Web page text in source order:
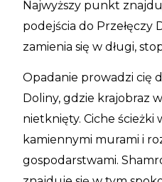
Najwyższy punkt
podejścia do Przełęczy
zamienia się w długi,
Opadanie prowadzi cię
Doliny, gdzie krajobraz
nietknięty. Ciche ścieżki
kamiennymi murami i
gospodarstwami.